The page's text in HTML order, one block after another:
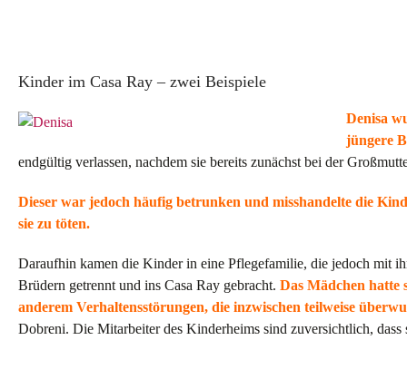
Kinder im Casa Ray – zwei Beispiele
Denisa
jüngere
endgültig verlassen, nachdem sie bereits zunächst bei der
Dieser war jedoch häufig betrunken und misshandelte die
sie zu töten.
Daraufhin kamen die Kinder in eine Pflegefamilie, die jedoch mit
Brüdern getrennt und ins Casa Ray gebracht. Das Mädchen hatte
anderem Verhaltensstörungen, die inzwischen teilweise
Dobreni. Die Mitarbeiter des Kinderheims sind zuversichtlich,